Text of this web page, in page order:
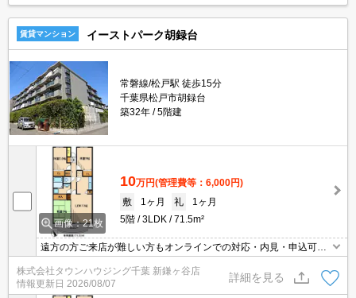
賃貸マンション イーストパーク胡録台
常磐線/松戸駅 徒歩15分
千葉県松戸市胡録台
築32年
5階建
画像：21枚
10万円(管理費等：6,000円)
敷
1ヶ月 礼
1ヶ月
5階
3LDK 71.5m²
遠方の方ご来店が難しい方もオンラインでの対応・内見・申込可能
です！
株式会社タウンハウジング千葉 新鎌ヶ谷店
情報更新日 2026/08/07
詳細を見る